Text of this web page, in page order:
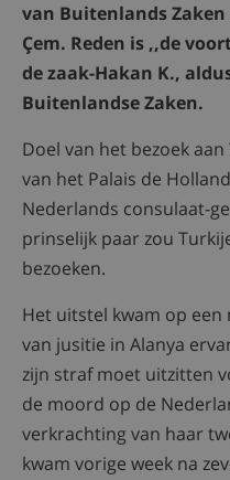
van Buitenlands
Çem. Reden is ,,de
de zaak-Hakan K.,
Buitenlandse Zaken.
Doel van het bezoek
van het Palais de
Nederlands consulaat-
prinselijk paar zou
bezoeken.
Het uitstel kwam op
van jusitie in Alanya
zijn straf moet uitzitten
de moord op de
verkrachting van haar
kwam vorige week na